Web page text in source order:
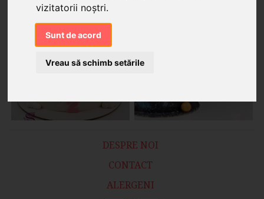
vizitatorii noștri.
Sunt de acord
Vreau să schimb setările
DESPRE NOI
CONTACT
ALERGENI